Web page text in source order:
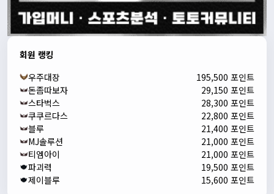
회원 랭킹
우주대장
195,500 포인트
돈좀따보자
29,150 포인트
스타벅스
28,300 포인트
쿠쿠르다스
22,800 포인트
블루
21,400 포인트
MJ솔루션
21,000 포인트
티엠아이
21,000 포인트
파괴력
19,500 포인트
제이블루
15,600 포인트